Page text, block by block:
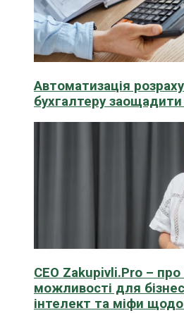
Автоматизація
бухгалтеру
CEO Zakupivli.Pro – про
можливості для
інтелект та міфи